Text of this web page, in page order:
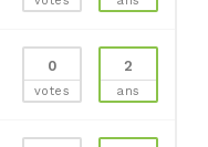
0
votes
2
ans